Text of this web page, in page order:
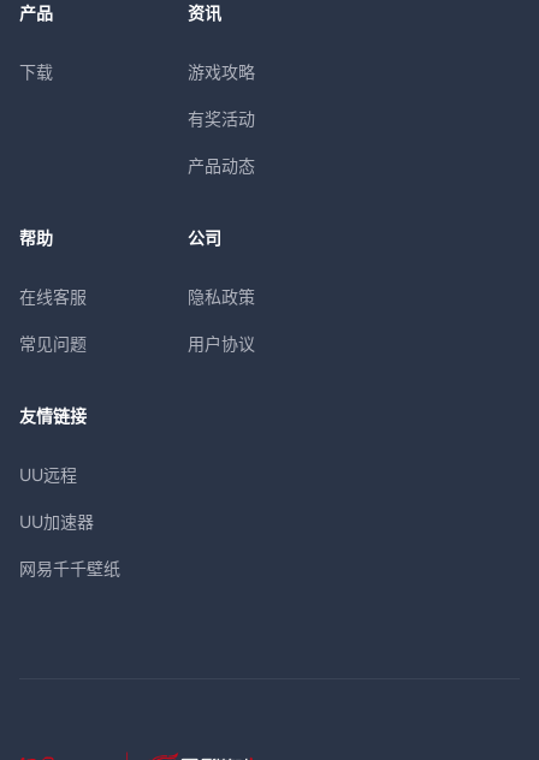
产品
下载
资讯
游戏攻略
有奖活动
产品动态
帮助
在线客服
常见问题
公司
隐私政策
用户协议
友情链接
UU远程
UU加速器
网易千千壁纸